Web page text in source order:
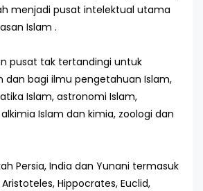
menjadi pusat intelektual utama
Islam .
pusat tak tertandingi untuk
dan bagi ilmu pengetahuan Islam,
Islam, astronomi Islam,
Islam dan kimia, zoologi dan
Persia, India dan Yunani termasuk
Hippocrates, Euclid,